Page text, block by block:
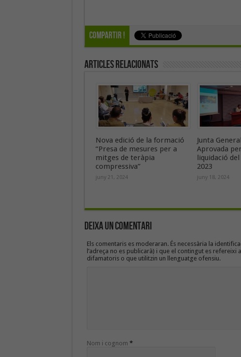
Compartir !
Articles Relacionats
Nova edició de la formació
“Presa de mesures per a
mitges de teràpia
compressiva”
juny 21, 2024
Junta
Aprovada
liquidació
2023
juny 18, 2024
Deixa un Comentari
Els comentaris es moderaran. És necessària la
l’adreça no es publicarà) i que el contingut es
difamatoris o que utilitzin un llenguatge ofensiu.
Nom i cognom *